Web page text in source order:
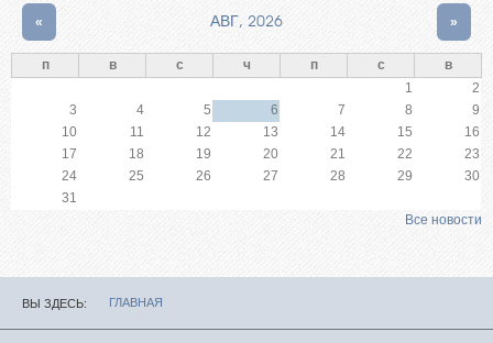
АВГ, 2026
« »
п в с ч п с
в
1
2
3
4 5 6 7 8
9
10
11 12 13 14 15
16
17
18 19 20 21 22
23
24
25 26 27 28 29
30
31
Все новости
ВЫ ЗДЕСЬ ГЛАВНАЯ